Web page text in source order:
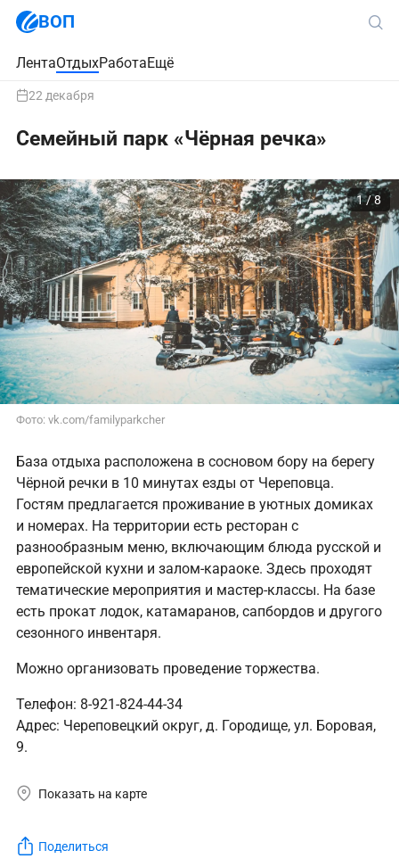
ВОП
ЛентаОтдыхРаботаЕщё
22 декабря
Семейный парк «Чёрная речка»
Фото: vk.com/familyparkcher
1 / 8
База отдыха расположена в сосновом бору на берегу
Чёрной речки в 10 минутах езды от Череповца.
Гостям предлагается проживание в уютных домиках
и номерах. На территории есть ресторан с
разнообразным меню, включающим блюда русской и
европейской кухни и залом-караоке. Здесь проходят
тематические мероприятия и мастер-классы. На базе
есть прокат лодок, катамаранов, сапбордов и другого
сезонного инвентаря.
Можно организовать проведение торжества.
Телефон: 8-921-824-44-34
Адрес: Череповецкий округ, д. Городище, ул. Боровая,
9.
Показать на карте
Поделиться